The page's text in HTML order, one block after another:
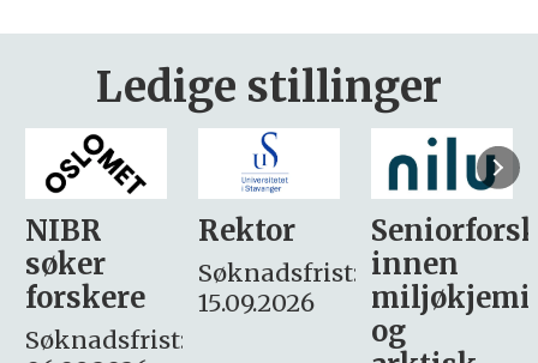
Ledige stillinger
Rektor
Søknadsfrist:
15.09.2026
Seniorforsker
innen
miljøkjemi
søker
– fast